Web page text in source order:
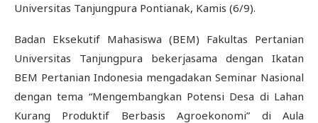
Universitas Tanjungpura Pontianak, Kamis (6/9).
Badan Eksekutif Mahasiswa (BEM) Fakultas Pertanian
Universitas Tanjungpura bekerjasama dengan Ikatan
BEM Pertanian Indonesia mengadakan Seminar Nasional
dengan tema “Mengembangkan Potensi Desa di Lahan
Kurang Produktif Berbasis Agroekonomi” di Aula